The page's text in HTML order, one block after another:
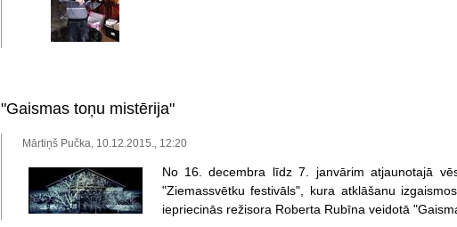
"Gaismas toņu mistērija"
Mārtiņš Pučka, 10.12.2015., 12:20
No 16. decembra līdz 7. janvārim atjaunotajā
"Ziemassvētku festivāls", kura atklāšanu
iepriecinās režisora Roberta Rubīna veidotā